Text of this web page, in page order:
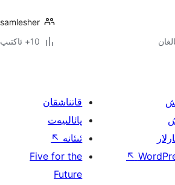
samlesher
10+ ئاكتىپ ئورنىتىش
↖
قاتناشقان
پائالىيەت
ئىئانە ↖
Five for the
Future